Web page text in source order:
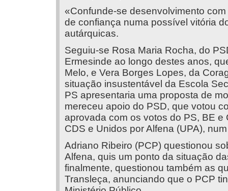
«Confunde-se desenvolvimento
de confiança numa possível vitória
autárquicas.
Seguiu-se Rosa Maria Rocha, do
Ermesinde ao longo destes anos,
Melo, e Vera Borges Lopes, da
situação insustentável da Escola
PS apresentaria uma proposta de
mereceu apoio do PSD, que votou
aprovada com os votos do PS, BE
CDS e Unidos por Alfena (UPA),
Adriano Ribeiro (PCP) questionou
Alfena, quis um ponto da situação
finalmente, questionou também as
Transleça, anunciando que o PCP